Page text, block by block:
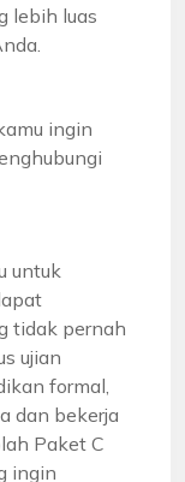
lebih luas
ingin
untuk
tidak pernah
ujian
formal,
dan bekerja
Paket C
ingin